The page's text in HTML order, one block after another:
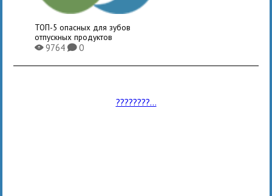
ТОП-5 опасных для зубов
отпускных продуктов
X9764K0
????????...